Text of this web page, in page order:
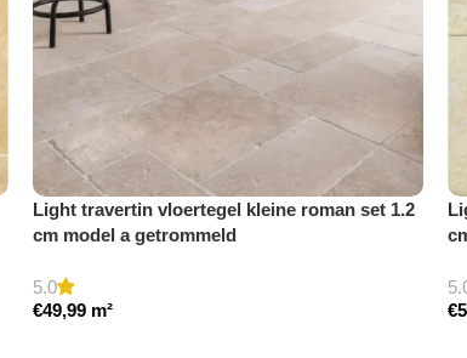
Light travertin vloertegel kleine roman set 1.2
cm model a getrommeld
5.0
€49,99 m²
€